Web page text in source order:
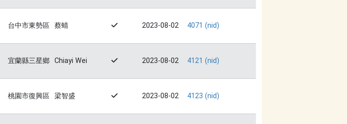
台中市東勢區 蔡蜻 2023-08-02 4071 (nid)
宜蘭縣三星鄉 Chiayi Wei 2023-08-02 4121 (nid)
桃園市復興區 梁智盛 2023-08-02 4123 (nid)